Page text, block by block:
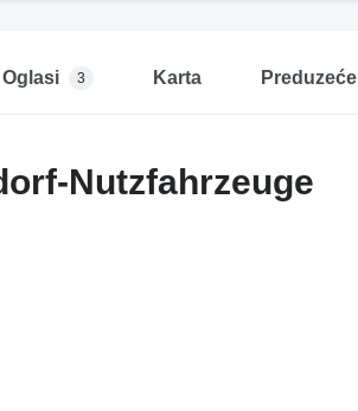
Oglasi 3 Karta Preduzeće
Nutzfahrzeuge